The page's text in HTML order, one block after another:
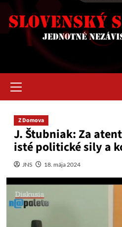
Menu
Z Domova
J. Štubniak: Za
isté politické sily a
JNS 18. mája 2024